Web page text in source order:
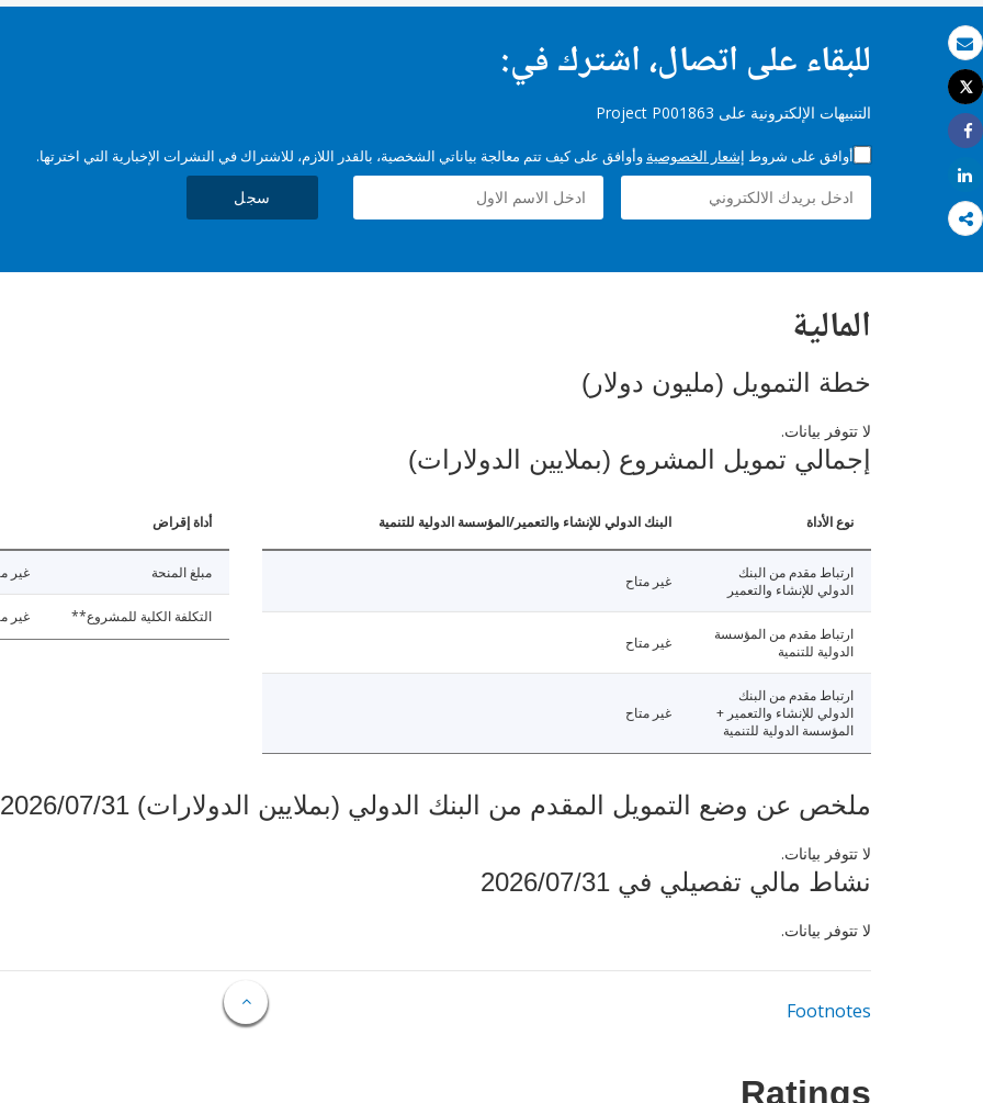
بريد الكتروني
طباعة
Tweet
Share
Share
للبقاء على اتصال، اشترك في:
التنبيهات الإلكترونية على Project P001863
أوافق على شروط إشعار الخصوصية وأوافق على كيف تتم معالجة بياناتي الشخصية، بالقدر اللازم، للاشتراك في النشرات الإخبارية التي اخترتها.
سجل
المالية
خطة التمويل (مليون دولار)
لا تتوفر بيانات.
إجمالي تمويل المشروع (بملايين الدولارات)
نوع الأداة البنك الدولي للإنشاء والتعمير/المؤسسة الدولية للتنمية
ارتباط مقدم من البنك
الدولي للإنشاء والتعمير
غير متاح
ارتباط مقدم من المؤسسة
الدولية للتنمية
غير متاح
ارتباط مقدم من البنك
الدولي للإنشاء والتعمير +
المؤسسة الدولية للتنمية
غير متاح
أداة إقراض
مبلغ المنحة غير
التكلفة الكلية للمشروع** غير
ملخص عن وضع التمويل المقدم من البنك الدولي (بملايين الدولارات) 2026/07/31
لا تتوفر بيانات.
نشاط مالي تفصيلي في 2026/07/31
لا تتوفر بيانات.
Footnotes